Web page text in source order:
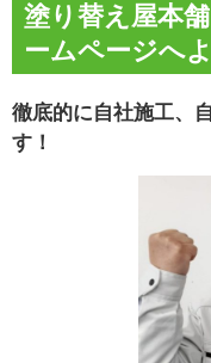
塗り替え屋本
ームページへ
徹底的に自社施工、
す！